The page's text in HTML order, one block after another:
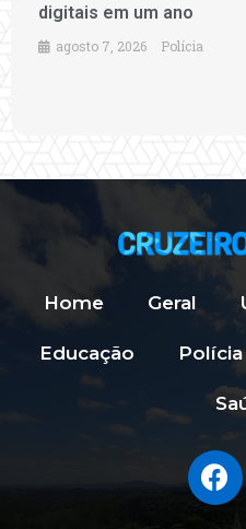
digitais em um ano
agosto 7, 2026 Polícia
Home Geral
Educação Polícia